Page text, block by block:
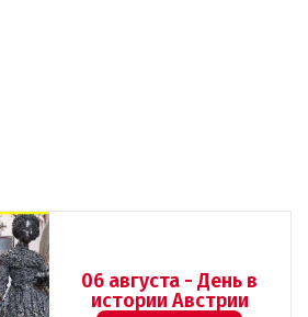
06 августа - День в
истории Австрии